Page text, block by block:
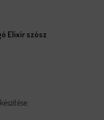
Elixír szósz